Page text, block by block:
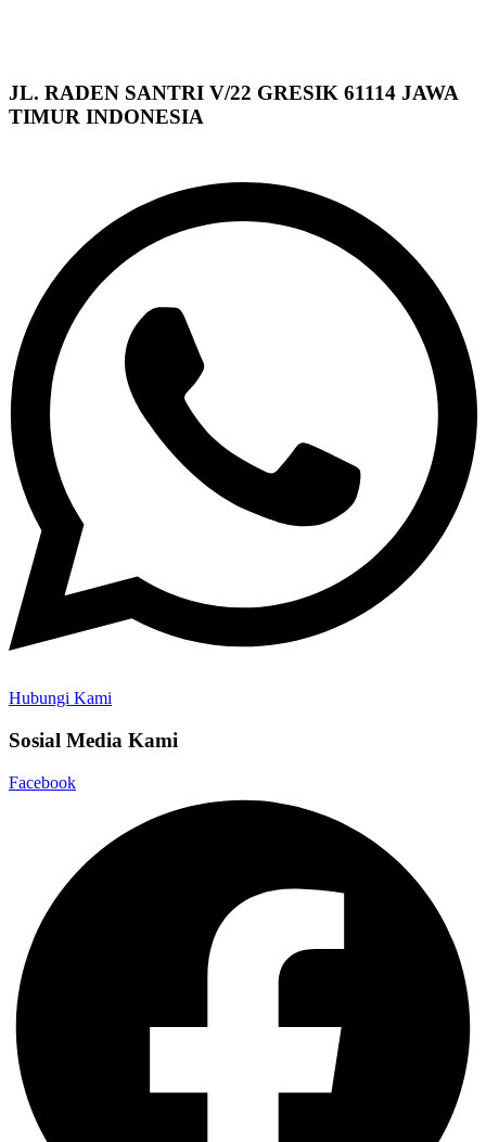
JL. RADEN SANTRI V/22 GRESIK 61114 JAWA
TIMUR INDONESIA
Hubungi Kami
Sosial Media Kami
Facebook